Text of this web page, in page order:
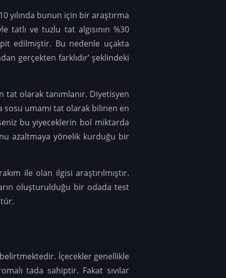
yılında bunun için bir araştırma
tatlı ve tuzlu tat algısının %30
edilmiştir. Bu nedenle uçakta
gerçekten farklıdır’ şeklindeki
tat olarak tanımlanır. Diyetisyen
sosu umami tat olarak bilinen en
bu yiyeceklerin bol miktarda
azaltmaya yönelik kurduğu bir
ile olan ilgisi araştırılmıştır.
oluşturulduğu bir odada test
belirtmektedir. İçecekler genellikle
tada sahiptir. Fakat sıvılar